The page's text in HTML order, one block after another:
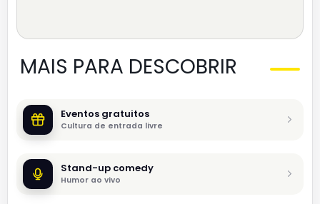
MAIS PARA DESCOBRIR
Eventos gratuitos
Cultura de entrada livre
Stand-up comedy
Humor ao vivo